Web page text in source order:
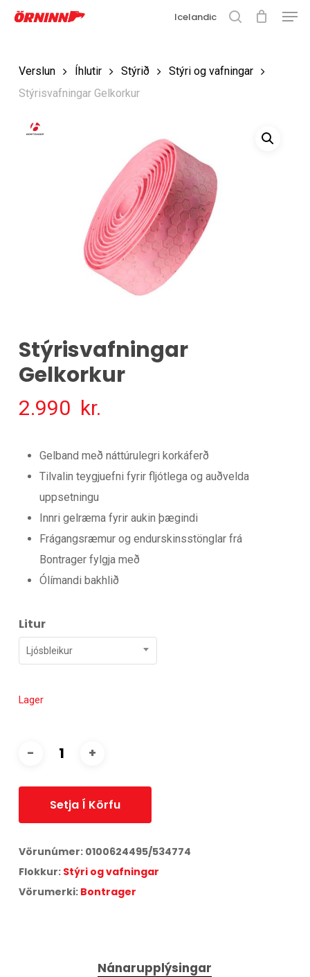
Fara
Icelandic
Verslun Íhlutir Stýrið
Stýri og vafningar
Stýrisvafningar Gelkorkur
Stýrisvafningar
Gelkorkur
2.990 kr.
Gelband með náttúrulegri korkáferð
Tilvalin teygjuefni fyrir fljótlega og auðvelda
uppsetningu
Innri gelræma fyrir aukin þægindi
Frágangsræmur og endurskinsstönglar frá
Bontrager fylgja með
Ólímandi bakhlið
Litur
Ljósbleikur
Lager
Setja Í Körfu
Vörunúmer: 0100624495/534774
Flokkur: Stýri og vafningar
Vörumerki: Bontrager
Nánarupplýsingar